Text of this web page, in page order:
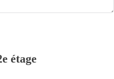
étage